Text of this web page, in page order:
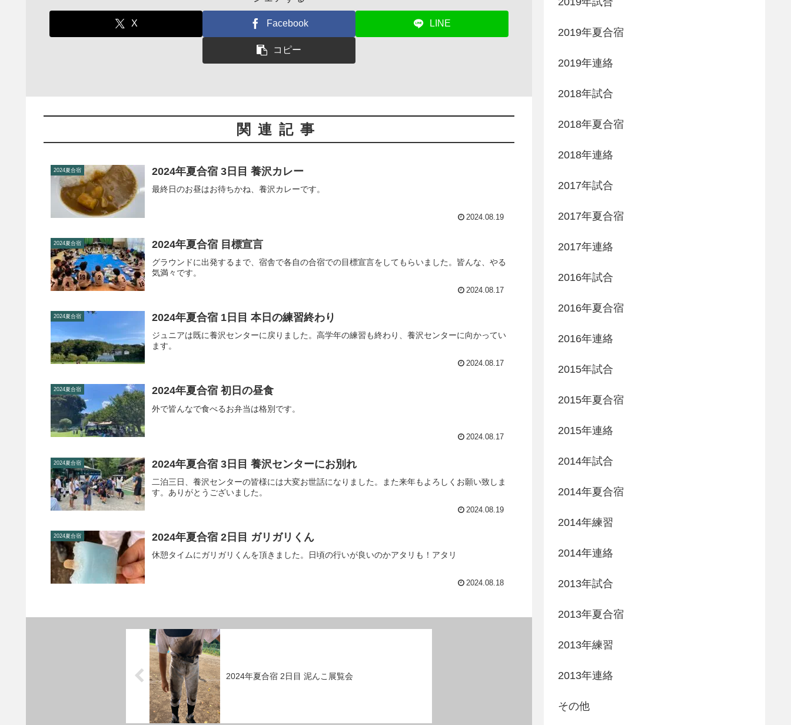
X Facebook LINE
コピー
関連記事
2024夏合宿 2024年夏合宿 3日目 養沢カレー
最終日のお昼はお待ちかね、養沢カレーです。
2024.08.19
2024夏合宿 2024年夏合宿 目標宣言
グラウンドに出発するまで、宿舎で各自の合宿での目標宣言をしてもらいました。皆んな、やる
気満々です。
2024.08.17
2024夏合宿 2024年夏合宿 1日目 本日の練習終わり
ジュニアは既に養沢センターに戻りました。高学年の練習も終わり、養沢センターに向かってい
ます。
2024.08.17
2024夏合宿 2024年夏合宿 初日の昼食
外で皆んなで食べるお弁当は格別です。
2024.08.17
2024夏合宿 2024年夏合宿 3日目 養沢センターにお別れ
二泊三日、養沢センターの皆様には大変お世話になりました。また来年もよろしくお願い致しま
す。ありがとうございました。
2024.08.19
2024夏合宿 2024年夏合宿 2日目 ガリガリくん
休憩タイムにガリガリくんを頂きました。日頃の行いが良いのかアタリも！アタリ
2024.08.18
2024年夏合宿 2日目 泥んこ展覧会
2019年夏合宿
2019年連絡
2018年試合
2018年夏合宿
2018年連絡
2017年試合
2017年夏合宿
2017年連絡
2016年試合
2016年夏合宿
2016年連絡
2015年試合
2015年夏合宿
2015年連絡
2014年試合
2014年夏合宿
2014年練習
2014年連絡
2013年試合
2013年夏合宿
2013年練習
2013年連絡
その他